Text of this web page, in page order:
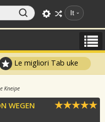
It
Le migliori Tab uke
Kneipe
WEGEN